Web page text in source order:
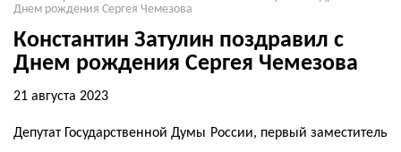
Днем рождения Сергея Чемезова
Константин Затулин поздравил с
Днем рождения Сергея Чемезова
21 августа 2023
Депутат Государственной Думы России, первый заместитель